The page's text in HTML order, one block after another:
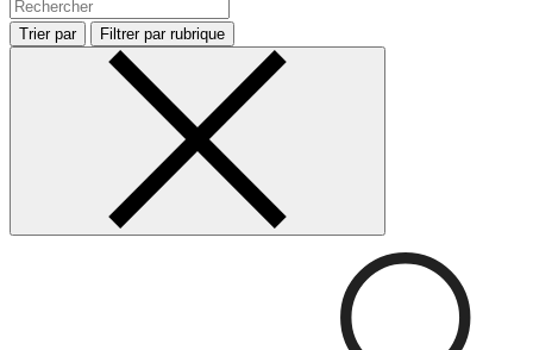
Trier par Filtrer par rubrique